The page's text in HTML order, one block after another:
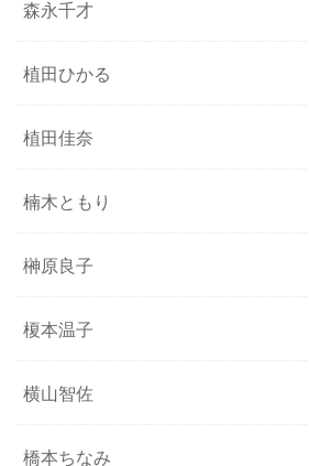
森永千才
植田ひかる
植田佳奈
楠木ともり
榊原良子
榎本温子
横山智佐
橋本ちなみ